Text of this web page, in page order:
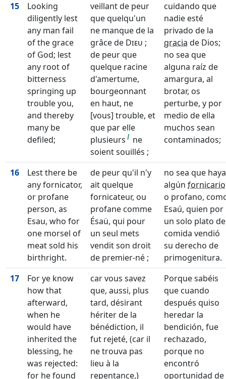
15
Looking
diligently lest
any man fail
of the grace
of God; lest
any root of
bitterness
springing up
trouble you,
and thereby
many be
defiled;
veillant de peur
que quelqu'un
ne manque de la
grâce de Dieu ;
de peur que
quelque racine
d'amertume,
bourgeonnant
en haut, ne
[vous] trouble, et
que par elle
plusieurs l ne
soient souillés ;
cuidando que
nadie esté
privado de la
gracia de Dios;
no sea que
alguna raíz de
amargura, al
brotar, os
perturbe, y por
medio de ella
muchos sean
contaminados;
16
Lest there be
any fornicator,
or profane
person, as
Esau, who for
one morsel of
meat sold his
birthright.
de peur qu'il n'y
ait quelque
fornicateur, ou
profane comme
Ésaü, qui pour
un seul mets
vendit son droit
de premier-né ;
no sea que haya
algún fornicario
o profano,
Esaú, quien por
un solo plato de
comida vendió
su derecho de
primogenitura.
17
For ye know
how that
afterward,
when he
would have
inherited the
blessing, he
was rejected:
for he found
car vous savez
que, aussi, plus
tard, désirant
hériter de la
bénédiction, il
fut rejeté, (car il
ne trouva pas
lieu à la
repentance,)
Porque sabéis
que cuando
después quiso
heredar la
bendición, fue
rechazado,
porque no
encontró
oportunidad de